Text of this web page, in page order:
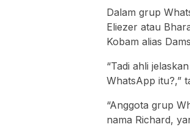
Dalam grup
Eliezer atau
Kobam alias
“Tadi ahli
WhatsApp itu?,”
“Anggota grup
nama Richard,